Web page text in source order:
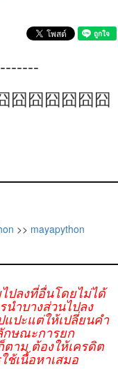
囧囧囧囧囧囧
>> mayapython
ปลงที่อื่นโดยไม่ได้
ำบางส่วนไปลง
ปะแต่ให้เปลี่ยนคำ
กษณะการยก
าม ต้องให้เครดิต
เนื้อหาเสมอ